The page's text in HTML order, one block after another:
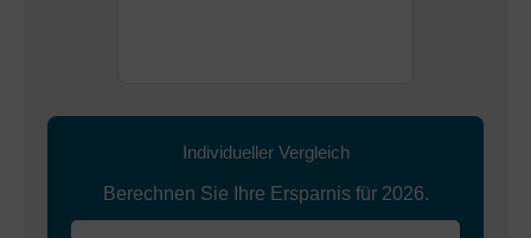
Individueller Vergleich
Berechnen Sie Ihre Ersparnis für 2026.